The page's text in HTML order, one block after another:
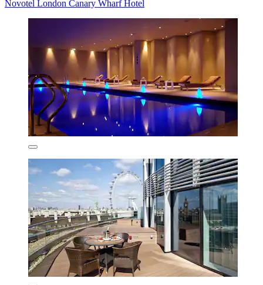
Novotel London Canary Wharf Hotel